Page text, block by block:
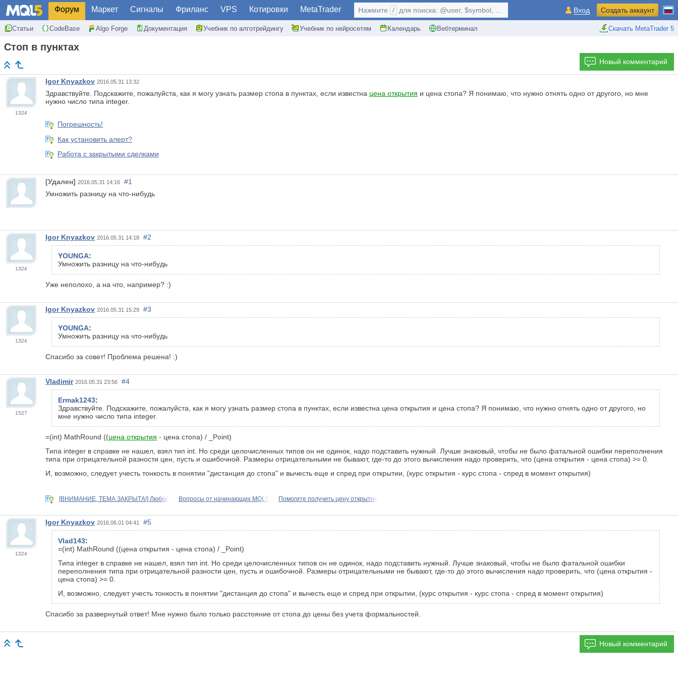
Форум Маркет Сигналы Фриланс VPS Котировки MetaTrader
Статьи CodeBase Algo Forge Документация Учебник по алготрейдингу Учебник по нейросетям Календарь Вебтерминал Скачать MetaTrader 5
Нажмите / для поиска: @user, $symbol, ... Вход Создать аккаунт
Стоп в пунктах
Новый комментарий
1324
Igor Knyazkov 2016.05.31 13:32
Здравствуйте. Подскажите, пожалуйста, как я могу узнать размер стопа в пунктах, если известна цена открытия и цена стопа? Я понимаю, что нужно отнять одно от другого, но мне
нужно число типа integer.
Погрешность!
Как установить алерт?
Работа с закрытыми сделками
[Удален] 2016.05.31 14:16
#1
Умножить разницу на что-нибудь
1324
Igor Knyazkov 2016.05.31 14:18 #2
YOUNGA:
Умножить разницу на что-нибудь
Уже неполохо, а на что, например? :)
1324
Igor Knyazkov 2016.05.31 15:29 #3
YOUNGA:
Умножить разницу на что-нибудь
Спасибо за совет! Проблема решена! :)
1527
Vladimir 2016.05.31 23:56 #4
Ermak1243:
Здравствуйте. Подскажите, пожалуйста, как я могу узнать размер стопа в пунктах, если известна цена открытия и цена стопа? Я понимаю, что нужно отнять одно от другого, но
мне нужно число типа integer.
=(int) MathRound ((цена открытия - цена стопа) / _Point)
Типа integer в справке не нашел, взял тип int. Но среди целочисленных типов он не одинок, надо подставить нужный. Лучше знаковый, чтобы не было фатальной ошибки переполнения
типа при отрицательной разности цен, пусть и ошибочной. Размеры отрицательными не бывают, где-то до этого вычисления надо проверить, что (цена открытия - цена стопа) >= 0.
И, возможно, следует учесть тонкость в понятии "дистанция до стопа" и вычесть еще и спред при открытии, (курс открытия - курс стопа - спред в момент открытия)
[ВНИМАНИЕ, ТЕМА ЗАКРЫТА!] Любой Вопросы от начинающих MQL5 Помогите получить цену открытия
1324
Igor Knyazkov 2016.06.01 04:41 #5
Vlad143:
=(int) MathRound ((цена открытия - цена стопа) / _Point)
Типа integer в справке не нашел, взял тип int. Но среди целочисленных типов он не одинок, надо подставить нужный. Лучше знаковый, чтобы не было фатальной ошибки
переполнения типа при отрицательной разности цен, пусть и ошибочной. Размеры отрицательными не бывают, где-то до этого вычисления надо проверить, что (цена открытия -
цена стопа) >= 0.
И, возможно, следует учесть тонкость в понятии "дистанция до стопа" и вычесть еще и спред при открытии, (курс открытия - курс стопа - спред в момент открытия)
Спасибо за развернутый ответ! Мне нужно было только расстояние от стопа до цены без учета формальностей.
Новый комментарий